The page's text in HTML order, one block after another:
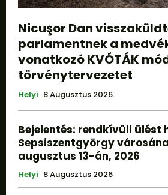
Nicuşor Dan
parlamentnek a
vonatkozó KVÓTÁK
törvénytervezetet
Helyi 8 Augusztus 2026
Bejelentés: rendkívüli ülést
Sepsiszentgyörgy
augusztus 13-án, 2026
Helyi 8 Augusztus 2026